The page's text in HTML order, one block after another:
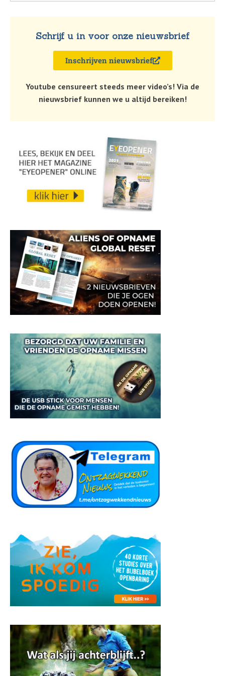
Schrijf u in voor onze nieuwsbrief
Inschrijven nieuwsbrief
Youtube censureert steeds meer video’s! Via de
nieuwsbrief kunnen we u altijd bereiken!